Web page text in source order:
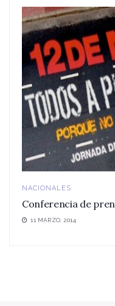
NACIONALES
Conferencia de
11 MARZO, 2014